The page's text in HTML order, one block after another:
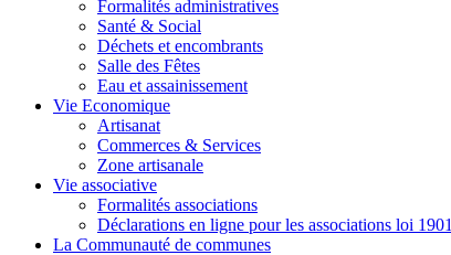
Formalités administratives
Santé & Social
Déchets et encombrants
Salle des Fêtes
Eau et assainissement
Vie Economique
Artisanat
Commerces & Services
Zone artisanale
Vie associative
Formalités associations
Déclarations en ligne pour les associations loi 1901
La Communauté de communes